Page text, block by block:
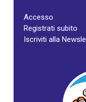
Accesso
Registrati subito
Iscriviti alla